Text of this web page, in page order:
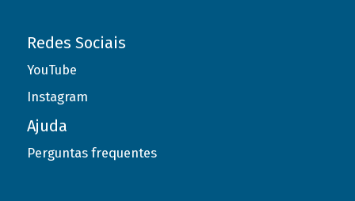
Redes Sociais
YouTube
Instagram
Ajuda
Perguntas frequentes